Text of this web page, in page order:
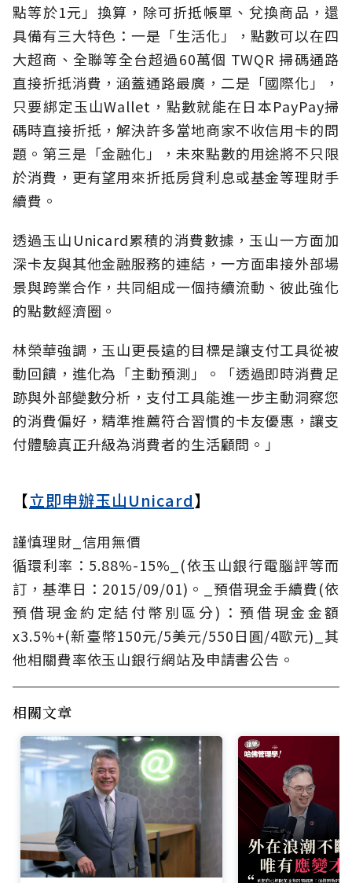
點等於1元」換算，除可折抵帳單、兌換商品，還
具備有三大特色：一是「生活化」，點數可以在四
大超商、全聯等全台超過60萬個 TWQR 掃碼通路
直接折抵消費，涵蓋通路最廣，二是「國際化」，
只要綁定玉山Wallet，點數就能在日本PayPay掃
碼時直接折抵，解決許多當地商家不收信用卡的問
題。第三是「金融化」，未來點數的用途將不只限
於消費，更有望用來折抵房貸利息或基金等理財手
續費。
透過玉山Unicard累積的消費數據，玉山一方面加
深卡友與其他金融服務的連結，一方面串接外部場
景與跨業合作，共同組成一個持續流動、彼此強化
的點數經濟圈。
林榮華強調，玉山更長遠的目標是讓支付工具從被
動回饋，進化為「主動預測」。「透過即時消費足
跡與外部變數分析，支付工具能進一步主動洞察您
的消費偏好，精準推薦符合習慣的卡友優惠，讓支
付體驗真正升級為消費者的生活顧問。」
【立即申辦玉山Unicard】
謹慎理財_信用無價
循環利率：5.88%-15%_(依玉山銀行電腦評等而
訂，基準日：2015/09/01)。_預借現金手續費(依
預借現金約定結付幣別區分)：預借現金金額
x3.5%+(新臺幣150元/5美元/550日圓/4歐元)_其
他相關費率依玉山銀行網站及申請書公告。
相關文章